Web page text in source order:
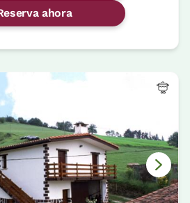
ahora